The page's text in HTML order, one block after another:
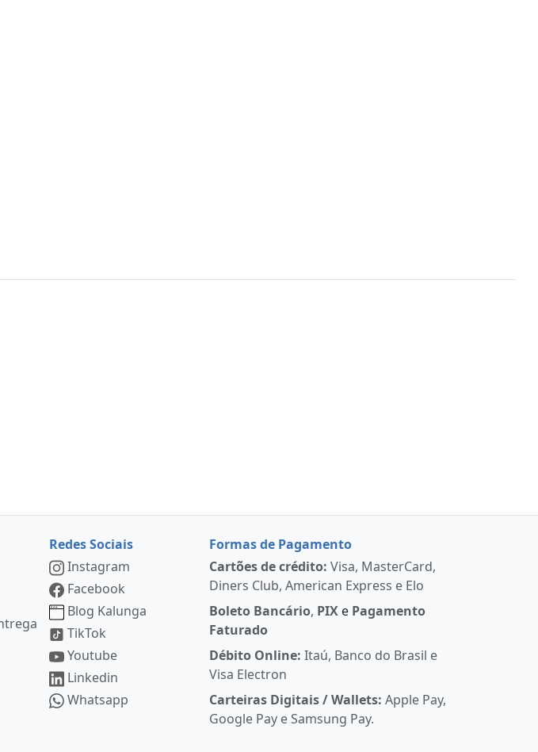
Redes Sociais
Instagram
Facebook
Blog Kalunga
TikTok
Youtube
Linkedin
Whatsapp
Formas de Pagamento
Cartões de crédito: Visa, MasterCard,
Diners Club, American Express e Elo
Boleto Bancário, PIX e Pagamento
Faturado
Débito Online: Itaú, Banco do Brasil e
Visa Electron
Carteiras Digitais / Wallets:Apple Pay,
Google Pay e Samsung Pay.